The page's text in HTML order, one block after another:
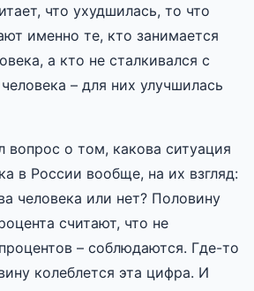
что ухудшилась, то что
именно те, кто занимается
а кто не сталкивался с
– для них улучшилась
о том, какова ситуация
в России вообще, на их взгляд:
человека или нет? Половину
считают, что не
– соблюдаются. Где-то
колеблется эта цифра. И